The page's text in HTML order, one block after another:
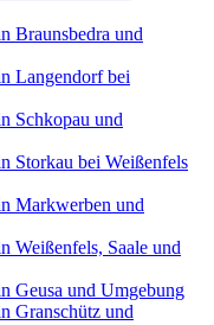
Braunsbedra und
Langendorf bei
Schkopau und
Storkau bei Weißenfels
Markwerben und
Weißenfels, Saale und
Geusa und Umgebung
Granschütz und